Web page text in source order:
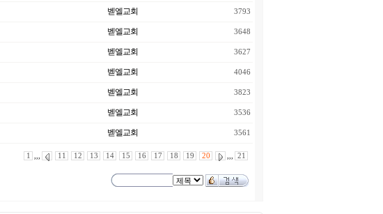
벧엘교회 3793
벧엘교회 3648
벧엘교회 3627
벧엘교회 4046
벧엘교회 3823
벧엘교회 3536
벧엘교회 3561
1 ,,, 11 12 13 14 15 16 17 18 19 20 ,,, 21